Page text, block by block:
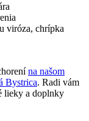
viróza, chrípka
na našom
Bystrica. Radi vám
lieky a doplnky